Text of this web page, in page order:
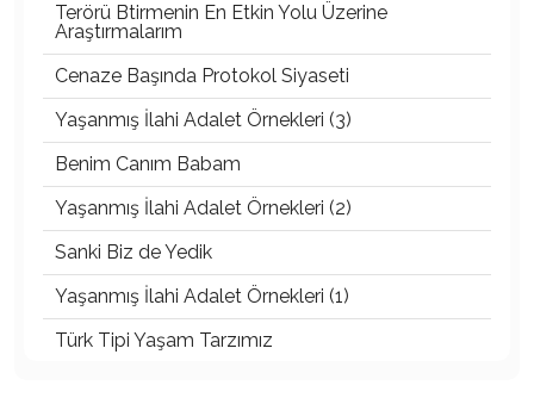
Terörü Btirmenin En Etkin Yolu Üzerine
Araştırmalarım
Cenaze Başında Protokol Siyaseti
Yaşanmış İlahi Adalet Örnekleri (3)
Benim Canım Babam
Yaşanmış İlahi Adalet Örnekleri (2)
Sanki Biz de Yedik
Yaşanmış İlahi Adalet Örnekleri (1)
Türk Tipi Yaşam Tarzımız